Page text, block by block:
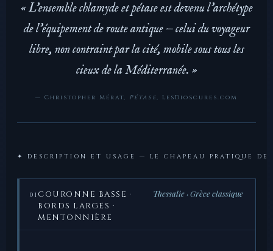
« L’ensemble chlamyde et pétase est devenu l’archétype
de l’équipement de route antique — celui du voyageur
libre, non contraint par la cité, mobile sous tous les
cieux de la Méditerranée. »
— Christopher Mérat, Pétase, LesDioscures.com
✦ DESCRIPTION ET USAGE — LE CHAPEAU PRATIQUE DE
01 COURONNE BASSE ·
BORDS LARGES ·
MENTONNIÈRE
Thessalie · Grèce classique